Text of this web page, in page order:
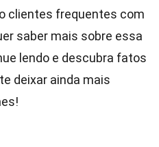
clientes frequentes com
saber mais sobre essa
lendo e descubra fatos
deixar ainda mais